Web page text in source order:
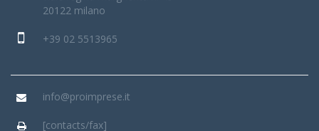
20122 milano
+39 02 5513965
info@proimprese.it
[contacts/fax]